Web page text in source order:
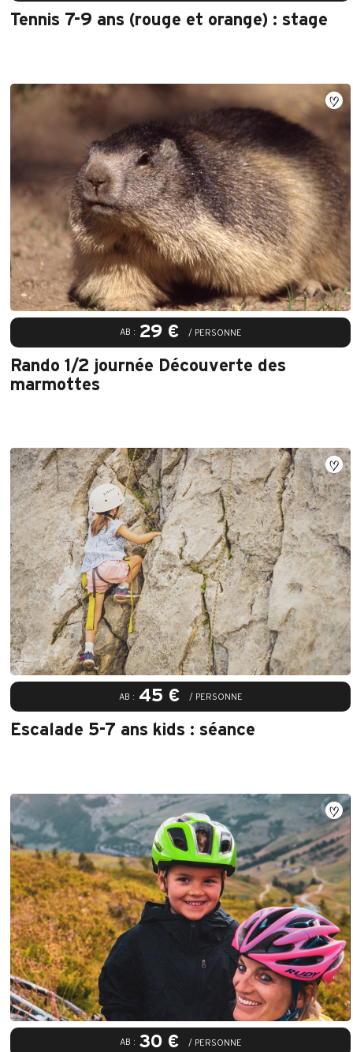
Tennis 7-9 ans (rouge et orange) : stage
AB : 29 € / PERSONNE
Rando 1/2 journée Découverte des
marmottes
AB : 45 € / PERSONNE
Escalade 5-7 ans kids : séance
AB : 30 € / PERSONNE